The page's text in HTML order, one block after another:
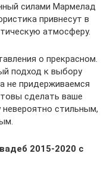
силами Мармелад
привнесут в
атмосферу.
о прекрасном.
подход к выбору
не придерживаемся
сделать ваше
стильным,
2015-2020 с